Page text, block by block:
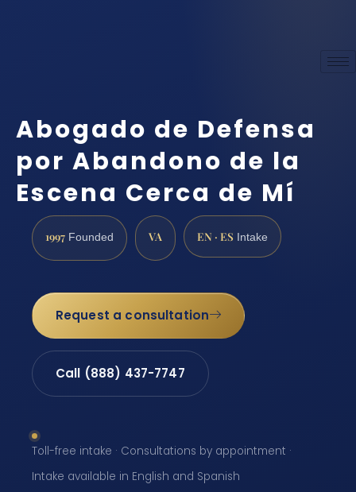
Abogado de Defensa
por Abandono de la
Escena Cerca de Mí
1997 Founded VA EN · ES Intake
Request a consultation
Call (888) 437-7747
Toll-free intake · Consultations by appointment ·
Intake available in English and Spanish